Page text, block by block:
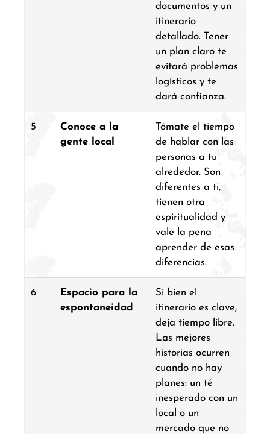
documentos y un
itinerario
detallado. Tener
un plan claro te
evitará problemas
logísticos y te
dará confianza.
5
Conoce a la
gente local
Tómate el tiempo
de hablar con las
personas a tu
alrededor. Son
diferentes a ti,
tienen otra
espiritualidad y
vale la pena
aprender de esas
diferencias.
6
Espacio para la
espontaneidad
Si bien el
itinerario es clave,
deja tiempo libre.
Las mejores
historias ocurren
cuando no hay
planes: un té
inesperado con un
local o un
mercado que no